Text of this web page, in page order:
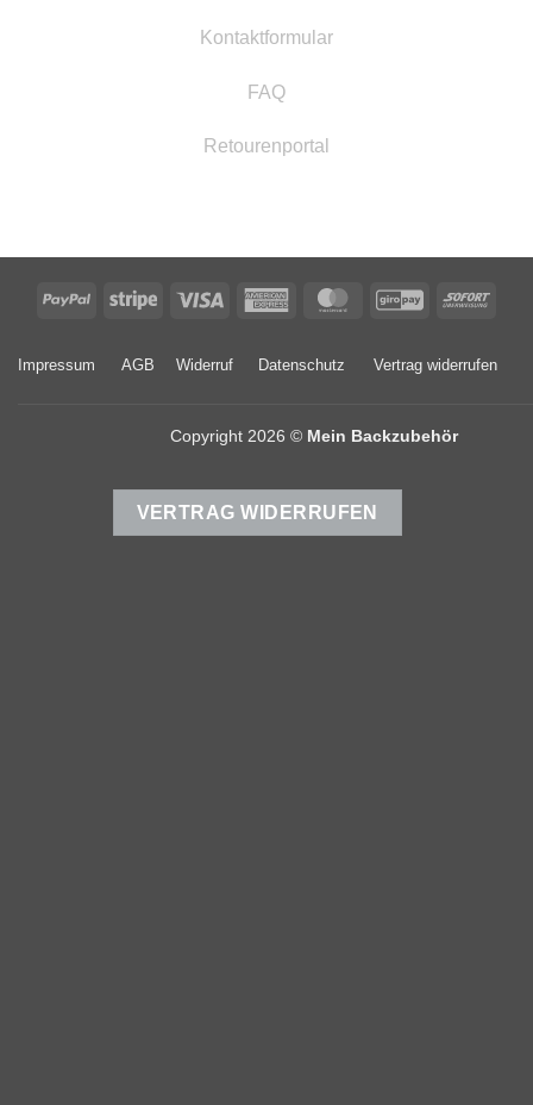
Kontaktformular
FAQ
Retourenportal
PayPal Stripe Visa
American
MasterCardGiroPay Sofort
Impressum AGB Widerruf Datenschutz Vertrag widerrufen
Copyright 2026 © Mein Backzubehör
VERTRAG WIDERRUFEN